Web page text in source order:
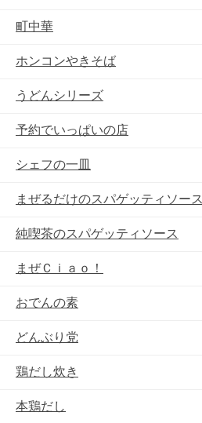
町中華
ホンコンやきそば
うどんシリーズ
予約でいっぱいの店
シェフの一皿
まぜるだけのスパゲッティソース
純喫茶のスパゲッティソース
まぜＣｉａｏ！
おでんの素
どんぶり党
鶏だし炊き
本鶏だし